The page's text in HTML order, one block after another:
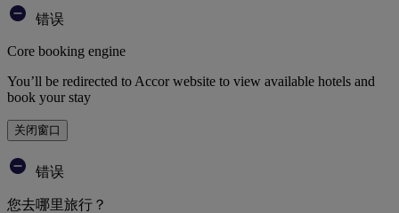
错误
Core booking engine
You’ll be redirected to Accor website to view available hotels and
book your stay
关闭窗口
错误
您去哪里旅行？